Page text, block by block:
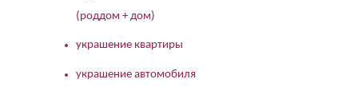
(роддом + дом)
украшение квартиры
украшение автомобиля